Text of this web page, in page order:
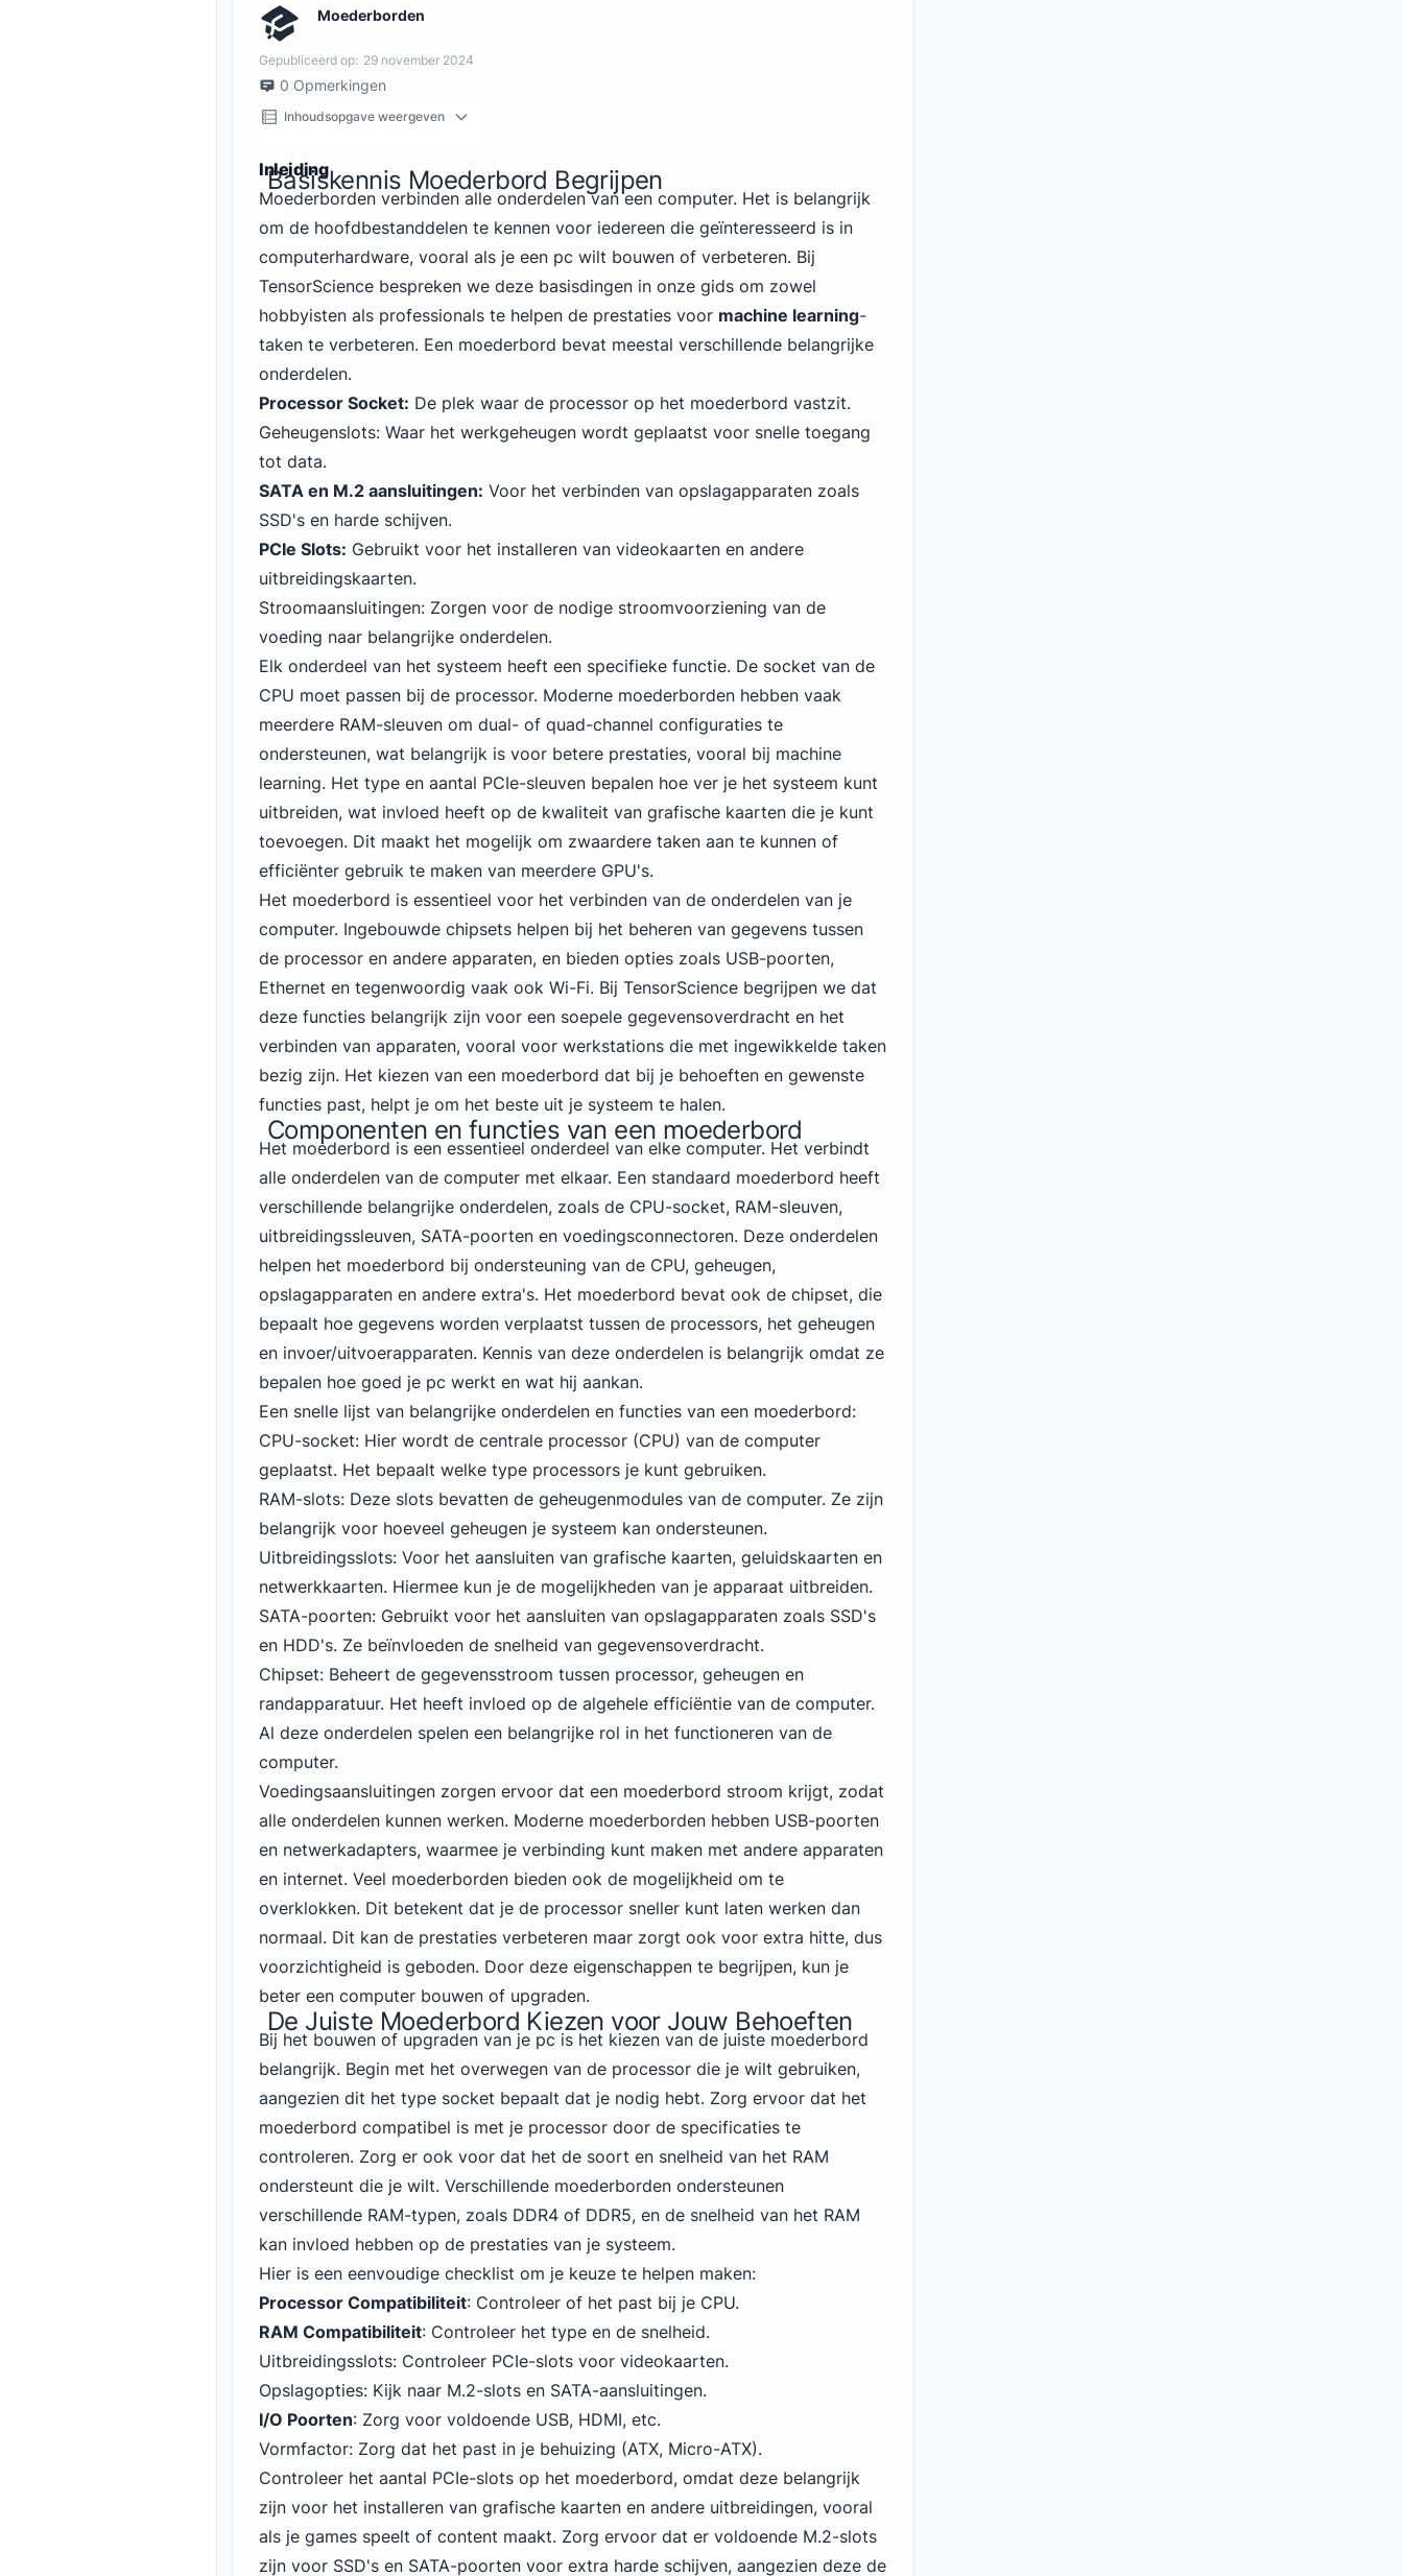
Moederborden
Gepubliceerd op: 29 november 2024
0 Opmerkingen
Inhoudsopgave weergeven
Inleiding
Basiskennis Moederbord Begrijpen
Moederborden verbinden alle onderdelen van een computer. Het is belangrijk
om de hoofdbestanddelen te kennen voor iedereen die geïnteresseerd is in
computerhardware, vooral als je een pc wilt bouwen of verbeteren. Bij
TensorScience bespreken we deze basisdingen in onze gids om zowel
hobbyisten als professionals te helpen de prestaties voor machine learning-
taken te verbeteren. Een moederbord bevat meestal verschillende belangrijke
onderdelen.
Processor Socket: De plek waar de processor op het moederbord vastzit.
Geheugenslots: Waar het werkgeheugen wordt geplaatst voor snelle toegang
tot data.
SATA en M.2 aansluitingen: Voor het verbinden van opslagapparaten zoals
SSD's en harde schijven.
PCIe Slots: Gebruikt voor het installeren van videokaarten en andere
uitbreidingskaarten.
Stroomaansluitingen: Zorgen voor de nodige stroomvoorziening van de
voeding naar belangrijke onderdelen.
Elk onderdeel van het systeem heeft een specifieke functie. De socket van de
CPU moet passen bij de processor. Moderne moederborden hebben vaak
meerdere RAM-sleuven om dual- of quad-channel configuraties te
ondersteunen, wat belangrijk is voor betere prestaties, vooral bij machine
learning. Het type en aantal PCIe-sleuven bepalen hoe ver je het systeem kunt
uitbreiden, wat invloed heeft op de kwaliteit van grafische kaarten die je kunt
toevoegen. Dit maakt het mogelijk om zwaardere taken aan te kunnen of
efficiënter gebruik te maken van meerdere GPU's.
Het moederbord is essentieel voor het verbinden van de onderdelen van je
computer. Ingebouwde chipsets helpen bij het beheren van gegevens tussen
de processor en andere apparaten, en bieden opties zoals USB-poorten,
Ethernet en tegenwoordig vaak ook Wi-Fi. Bij TensorScience begrijpen we dat
deze functies belangrijk zijn voor een soepele gegevensoverdracht en het
verbinden van apparaten, vooral voor werkstations die met ingewikkelde taken
bezig zijn. Het kiezen van een moederbord dat bij je behoeften en gewenste
functies past, helpt je om het beste uit je systeem te halen.
Componenten en functies van een moederbord
Het moederbord is een essentieel onderdeel van elke computer. Het verbindt
alle onderdelen van de computer met elkaar. Een standaard moederbord heeft
verschillende belangrijke onderdelen, zoals de CPU-socket, RAM-sleuven,
uitbreidingssleuven, SATA-poorten en voedingsconnectoren. Deze onderdelen
helpen het moederbord bij ondersteuning van de CPU, geheugen,
opslagapparaten en andere extra's. Het moederbord bevat ook de chipset, die
bepaalt hoe gegevens worden verplaatst tussen de processors, het geheugen
en invoer/uitvoerapparaten. Kennis van deze onderdelen is belangrijk omdat ze
bepalen hoe goed je pc werkt en wat hij aankan.
Een snelle lijst van belangrijke onderdelen en functies van een moederbord:
CPU-socket: Hier wordt de centrale processor (CPU) van de computer
geplaatst. Het bepaalt welke type processors je kunt gebruiken.
RAM-slots: Deze slots bevatten de geheugenmodules van de computer. Ze zijn
belangrijk voor hoeveel geheugen je systeem kan ondersteunen.
Uitbreidingsslots: Voor het aansluiten van grafische kaarten, geluidskaarten en
netwerkkaarten. Hiermee kun je de mogelijkheden van je apparaat uitbreiden.
SATA-poorten: Gebruikt voor het aansluiten van opslagapparaten zoals SSD's
en HDD's. Ze beïnvloeden de snelheid van gegevensoverdracht.
Chipset: Beheert de gegevensstroom tussen processor, geheugen en
randapparatuur. Het heeft invloed op de algehele efficiëntie van de computer.
Al deze onderdelen spelen een belangrijke rol in het functioneren van de
computer.
Voedingsaansluitingen zorgen ervoor dat een moederbord stroom krijgt, zodat
alle onderdelen kunnen werken. Moderne moederborden hebben USB-poorten
en netwerkadapters, waarmee je verbinding kunt maken met andere apparaten
en internet. Veel moederborden bieden ook de mogelijkheid om te
overklokken. Dit betekent dat je de processor sneller kunt laten werken dan
normaal. Dit kan de prestaties verbeteren maar zorgt ook voor extra hitte, dus
voorzichtigheid is geboden. Door deze eigenschappen te begrijpen, kun je
beter een computer bouwen of upgraden.
De Juiste Moederbord Kiezen voor Jouw Behoeften
Bij het bouwen of upgraden van je pc is het kiezen van de juiste moederbord
belangrijk. Begin met het overwegen van de processor die je wilt gebruiken,
aangezien dit het type socket bepaalt dat je nodig hebt. Zorg ervoor dat het
moederbord compatibel is met je processor door de specificaties te
controleren. Zorg er ook voor dat het de soort en snelheid van het RAM
ondersteunt die je wilt. Verschillende moederborden ondersteunen
verschillende RAM-typen, zoals DDR4 of DDR5, en de snelheid van het RAM
kan invloed hebben op de prestaties van je systeem.
Hier is een eenvoudige checklist om je keuze te helpen maken:
Processor Compatibiliteit: Controleer of het past bij je CPU.
RAM Compatibiliteit: Controleer het type en de snelheid.
Uitbreidingsslots: Controleer PCIe-slots voor videokaarten.
Opslagopties: Kijk naar M.2-slots en SATA-aansluitingen.
I/O Poorten: Zorg voor voldoende USB, HDMI, etc.
Vormfactor: Zorg dat het past in je behuizing (ATX, Micro-ATX).
Controleer het aantal PCIe-slots op het moederbord, omdat deze belangrijk
zijn voor het installeren van grafische kaarten en andere uitbreidingen, vooral
als je games speelt of content maakt. Zorg ervoor dat er voldoende M.2-slots
zijn voor SSD's en SATA-poorten voor extra harde schijven, aangezien deze de